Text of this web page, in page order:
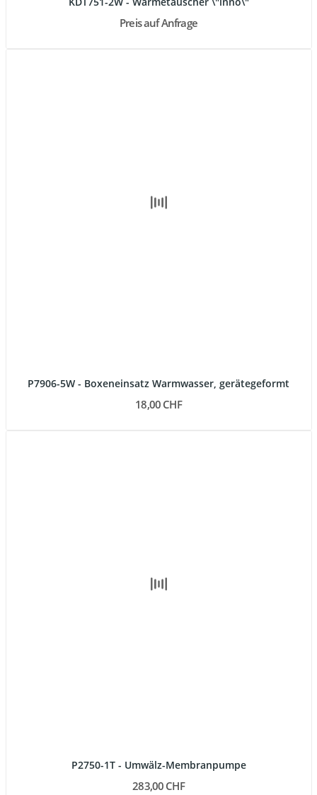
Preis auf Anfrage
P7906-5W - Boxeneinsatz Warmwasser, gerätegeformt
18,00 CHF
P2750-1T - Umwälz-Membranpumpe
283,00 CHF